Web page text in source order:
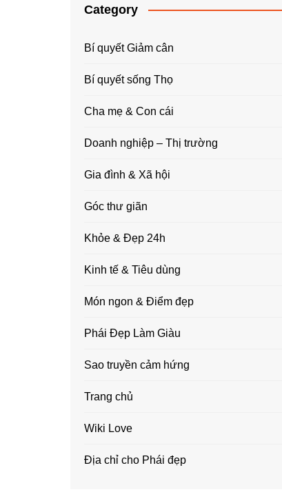
Category
Bí quyết Giảm cân
Bí quyết sống Thọ
Cha mẹ & Con cái
Doanh nghiệp – Thị trường
Gia đình & Xã hội
Góc thư giãn
Khỏe & Đẹp 24h
Kinh tế & Tiêu dùng
Món ngon & Điểm đẹp
Phái Đẹp Làm Giàu
Sao truyền cảm hứng
Trang chủ
Wiki Love
Địa chỉ cho Phái đẹp